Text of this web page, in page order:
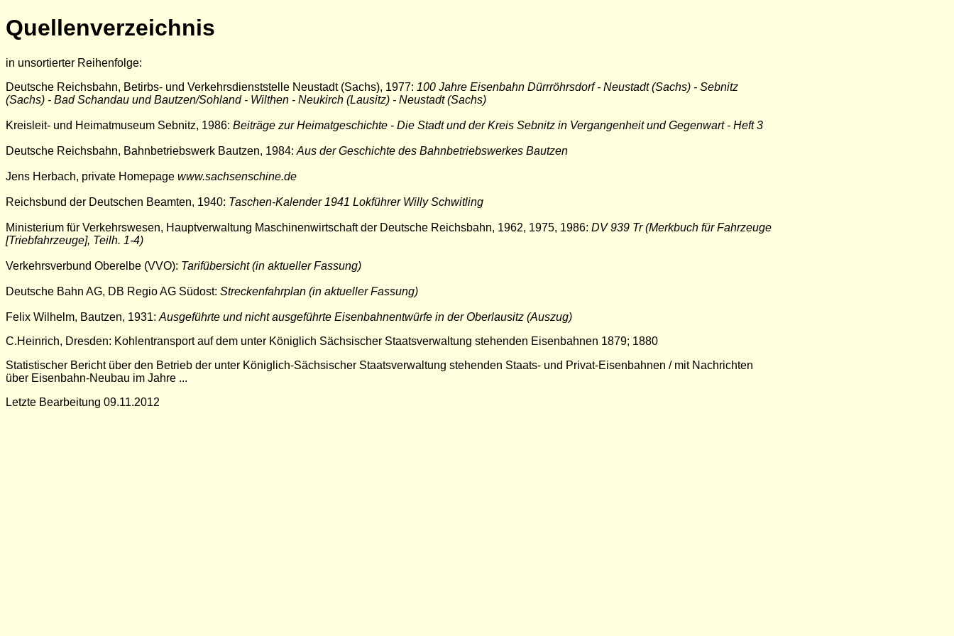
Quellenverzeichnis
in unsortierter Reihenfolge:
Deutsche Reichsbahn, Betirbs- und Verkehrsdienststelle Neustadt (Sachs), 1977: 100 Jahre Eisenbahn Dürrröhrsdorf - Neustadt (Sachs) - Sebnitz
(Sachs) - Bad Schandau und Bautzen/Sohland - Wilthen - Neukirch (Lausitz) - Neustadt (Sachs)
Kreisleit- und Heimatmuseum Sebnitz, 1986: Beiträge zur Heimatgeschichte - Die Stadt und der Kreis Sebnitz in Vergangenheit und Gegenwart - Heft 3
Deutsche Reichsbahn, Bahnbetriebswerk Bautzen, 1984: Aus der Geschichte des Bahnbetriebswerkes Bautzen
Jens Herbach, private Homepage www.sachsenschine.de
Reichsbund der Deutschen Beamten, 1940: Taschen-Kalender 1941 Lokführer Willy Schwitling
Ministerium für Verkehrswesen, Hauptverwaltung Maschinenwirtschaft der Deutsche Reichsbahn, 1962, 1975, 1986: DV 939 Tr (Merkbuch für Fahrzeuge
[Triebfahrzeuge], Teilh. 1-4)
Verkehrsverbund Oberelbe (VVO): Tarifübersicht (in aktueller Fassung)
Deutsche Bahn AG, DB Regio AG Südost: Streckenfahrplan (in aktueller Fassung)
Felix Wilhelm, Bautzen, 1931: Ausgeführte und nicht ausgeführte Eisenbahnentwürfe in der Oberlausitz (Auszug)
C.Heinrich, Dresden: Kohlentransport auf dem unter Königlich Sächsischer Staatsverwaltung stehenden Eisenbahnen 1879; 1880
Statistischer Bericht über den Betrieb der unter Königlich-Sächsischer Staatsverwaltung stehenden Staats- und Privat-Eisenbahnen / mit Nachrichten
über Eisenbahn-Neubau im Jahre ...
Letzte Bearbeitung 09.11.2012